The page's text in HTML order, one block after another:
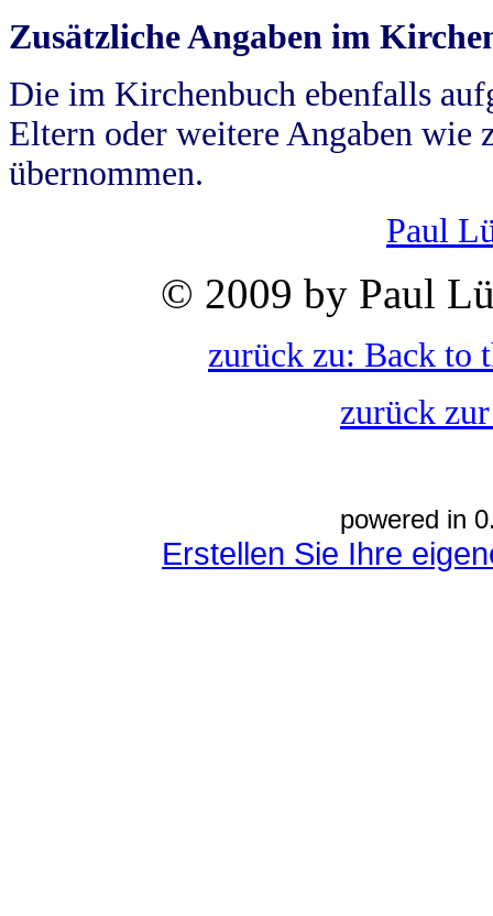
Zusätzliche Angaben im
Die im Kirchenbuch ebenfalls
Eltern oder weitere Angaben wie
übernommen.
Paul
© 2009 by Paul
zurück zu: Back to
zurück
powered in
Erstellen Sie Ihre